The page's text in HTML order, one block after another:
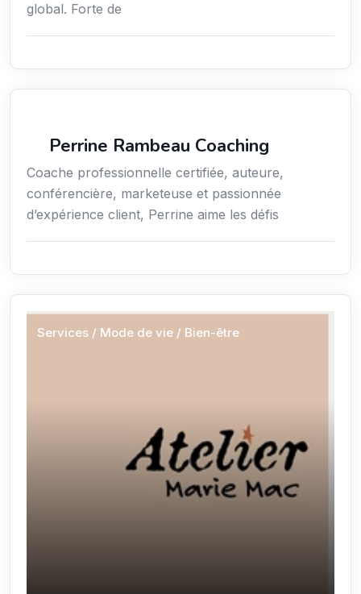
global. Forte de
Perrine Rambeau Coaching
Coache professionnelle certifiée, auteure,
conférencière, marketeuse et passionnée
d’expérience client, Perrine aime les défis
Services / Mode de vie / Bien-être